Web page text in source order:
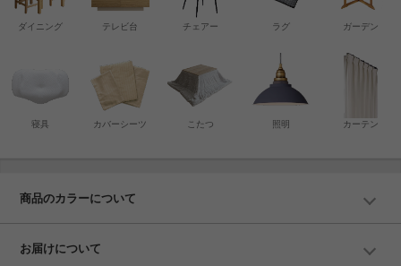
寝具 カバーシーツ
チェアー
こたつ
テレビ台
ダイニング ラグ
カーテン
照明
ガーデン
商品のカラーについて
お届けについて